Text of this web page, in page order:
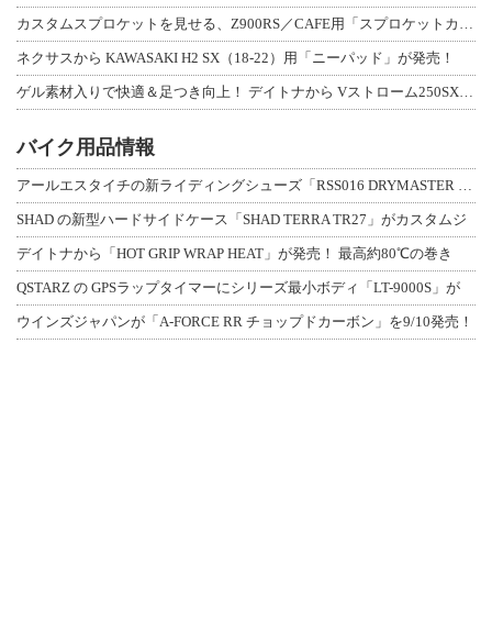
カスタムスプロケットを見せる、Z900RS／CAFE用「スプロケットカバーフルキ
ネクサスから KAWASAKI H2 SX（18-22）用「ニーパッド」が発売！
ゲル素材入りで快適＆足つき向上！ デイトナから Vストローム250SX用「快適ロ
バイク用品情報
アールエスタイチの新ライディングシューズ「RSS016 DRYMASTER スト
SHAD の新型ハードサイドケース「SHAD TERRA TR27」がカスタムジ
デイトナから「HOT GRIP WRAP HEAT」が発売！ 最高約80℃の巻き
QSTARZ の GPSラップタイマーにシリーズ最小ボディ「LT-9000S」が
ウインズジャパンが「A-FORCE RR チョップドカーボン」を9/10発売！